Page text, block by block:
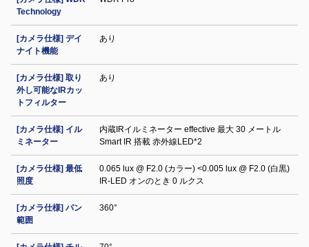
Technology
[カメラ仕様] デイ
ナイト機能
あり
[カメラ仕様] 取り
外し可能なIRカッ
トフィルター
あり
[カメラ仕様] イル
ミネーター
内蔵IRイルミネーター effective 最大 30 メートル
Smart IR 搭載 赤外線LED*2
[カメラ仕様] 最低
照度
0.065 lux @ F2.0 (カラー) <0.005 lux @ F2.0 (白黒)
IR‐LED オンのとき 0 ルクス
[カメラ仕様] パン
範囲
360°